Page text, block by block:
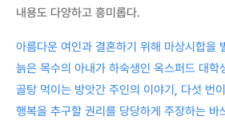
내용도 다양하고 흥미롭다.
아름다운 여인과 결혼하기 위해 마상시합을
늙은 목수의 아내가 하숙생인 옥스퍼드 대학
골탕 먹이는 방앗간 주인의 이야기, 다섯 번
행복을 추구할 권리를 당당하게 주장하는 바